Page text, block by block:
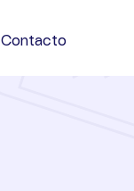
Contacto